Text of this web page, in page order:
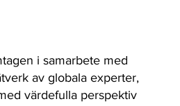
i samarbete med
av globala experter,
värdefulla perspektiv